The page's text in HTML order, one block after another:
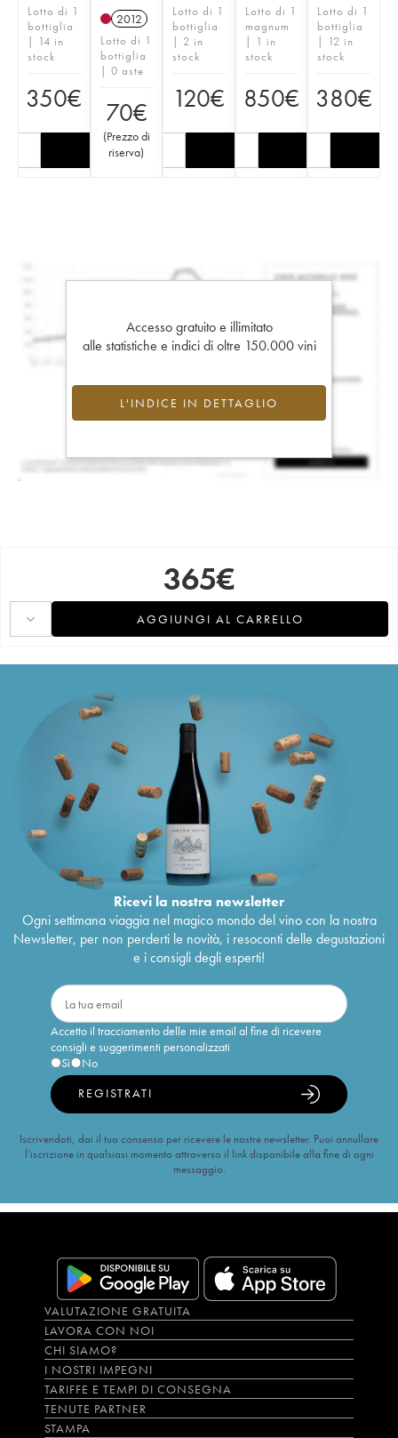
Lotto di 1
bottiglia
| 14 in
stock
350€
2012
Lotto di 1
bottiglia
| 0 aste
70€
(Prezzo di
riserva)
Lotto di 1
bottiglia
| 2 in
stock
120€
Lotto di 1
magnum
| 1 in
stock
850€
Lotto di 1
bottiglia
| 12 in
stock
380€
Accesso gratuito e illimitato
alle statistiche e indici di oltre 150.000 vini
L'INDICE IN DETTAGLIO
365€
AGGIUNGI AL CARRELLO
Ricevi la nostra newsletter
Ogni settimana viaggia nel magico mondo del vino con la nostra
Newsletter, per non perderti le novità, i resoconti delle degustazioni
e i consigli degli esperti!
Accetto il tracciamento delle mie email al fine di ricevere
consigli e suggerimenti personalizzati
Sì
No
REGISTRATI
Iscrivendoti, dai il tuo consenso per ricevere le nostre newsletter. Puoi annullare
l’iscrizione in qualsiasi momento attraverso il link disponibile alla fine di ogni
messaggio.
VALUTAZIONE GRATUITA
LAVORA CON NOI
CHI SIAMO?
I NOSTRI IMPEGNI
TARIFFE E TEMPI DI CONSEGNA
TENUTE PARTNER
STAMPA